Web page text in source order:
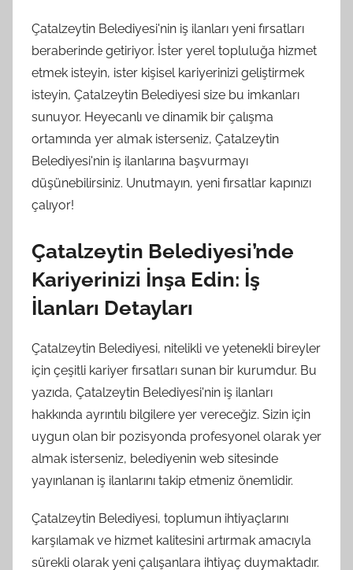
Çatalzeytin Belediyesi'nin iş ilanları yeni fırsatları
beraberinde getiriyor. İster yerel topluluğa hizmet
etmek isteyin, ister kişisel kariyerinizi geliştirmek
isteyin, Çatalzeytin Belediyesi size bu imkanları
sunuyor. Heyecanlı ve dinamik bir çalışma
ortamında yer almak isterseniz, Çatalzeytin
Belediyesi'nin iş ilanlarına başvurmayı
düşünebilirsiniz. Unutmayın, yeni fırsatlar kapınızı
çalıyor!
Çatalzeytin Belediyesi’nde
Kariyerinizi İnşa Edin: İş
İlanları Detayları
Çatalzeytin Belediyesi, nitelikli ve yetenekli bireyler
için çeşitli kariyer fırsatları sunan bir kurumdur. Bu
yazıda, Çatalzeytin Belediyesi'nin iş ilanları
hakkında ayrıntılı bilgilere yer vereceğiz. Sizin için
uygun olan bir pozisyonda profesyonel olarak yer
almak isterseniz, belediyenin web sitesinde
yayınlanan iş ilanlarını takip etmeniz önemlidir.
Çatalzeytin Belediyesi, toplumun ihtiyaçlarını
karşılamak ve hizmet kalitesini artırmak amacıyla
sürekli olarak yeni çalışanlara ihtiyaç duymaktadır.